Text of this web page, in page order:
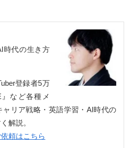
時代の生き方
登録者5万
など各種メ
ャリア戦略・英語学習・AI時代の
解説。
頼はこちら